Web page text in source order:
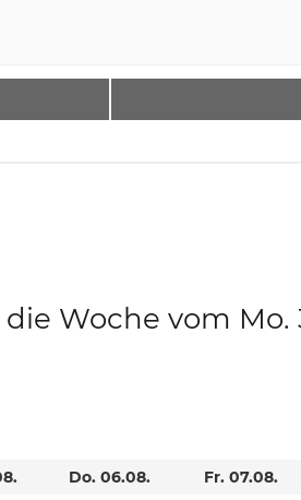
Woche vom Mo.
Do. 06.08.
Fr. 07.08.